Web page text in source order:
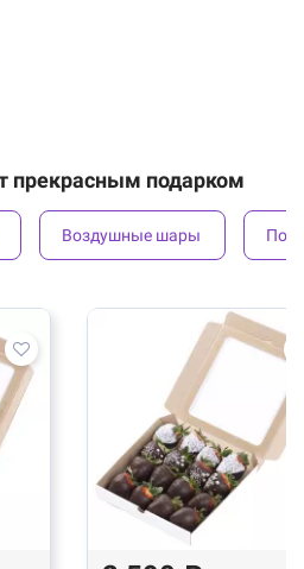
прекрасным подарком
Воздушные шары